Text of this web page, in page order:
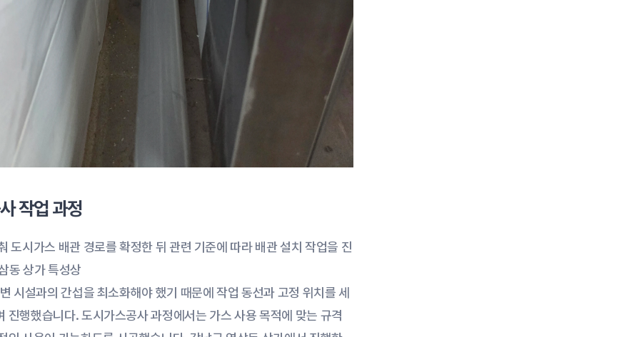
작업 과정
도시가스 배관 경로를 확정한 뒤 관련 기준에 따라 배관 설치 작업을 진
동 상가 특성상
시설과의 간섭을 최소화해야 했기 때문에 작업 동선과 고정 위치를 세
진행했습니다. 도시가스공사 과정에서는 가스 사용 목적에 맞는 규격